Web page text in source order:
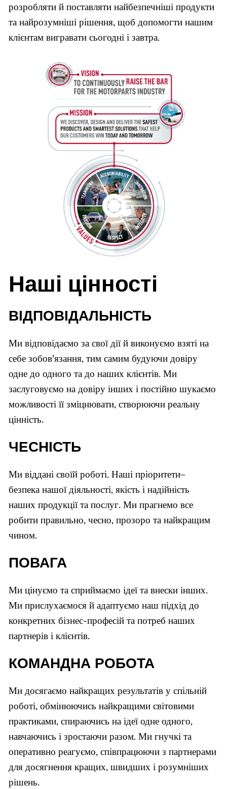
розробляти й поставляти найбезпечніші продукти
та найрозумніші рішення, щоб допомогти нашим
клієнтам вигравати сьогодні і завтра.
Наші цінності
ВІДПОВІДАЛЬНІСТЬ
Ми відповідаємо за свої дії й виконуємо взяті на
себе зобов'язання, тим самим будуючи довіру
одне до одного та до наших клієнтів. Ми
заслуговуємо на довіру інших і постійно шукаємо
можливості її зміцнювати, створюючи реальну
цінність.
ЧЕСНІСТЬ
Ми віддані своїй роботі. Наші пріоритети–
безпека нашої діяльності, якість і надійність
наших продукції та послуг. Ми прагнемо все
робити правильно, чесно, прозоро та найкращим
чином.
ПОВАГА
Ми цінуємо та сприймаємо ідеї та внески інших.
Ми прислухаємося й адаптуємо наш підхід до
конкретних бізнес-професій та потреб наших
партнерів і клієнтів.
КОМАНДНА РОБОТА
Ми досягаємо найкращих результатів у спільній
роботі, обмінюючись найкращими світовими
практиками, спираючись на ідеї одне одного,
навчаючись і зростаючи разом. Ми гнучкі та
оперативно реагуємо, співпрацюючи з партнерами
для досягнення кращих, швидших і розумніших
рішень.